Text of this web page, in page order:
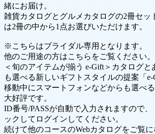
緒にお届け。
雑貨カタログとグルメカタログの2冊セッ
は2冊の中から1点お選びいただけます。
※こちらはブライダル専用となります。
他のご用途の方はこちらをご覧ください。
＜旬のアイテムが揃う e-Gift＞カタログと
も選べる新しいギフトスタイルの提案「e-
移動中にスマートフォンなどからも選べ
大好評です。
ID番号/PASSが自動で入力されますので、
ックしてログインしてください。
続けて他のコースのWebカタログをご覧